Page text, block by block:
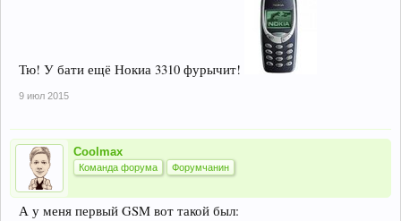
Тю! У бати ещё Нокиа 3310 фурычит!
9 июл 2015
Coolmax
Команда форума Форумчанин
А у меня первый GSM вот такой был: